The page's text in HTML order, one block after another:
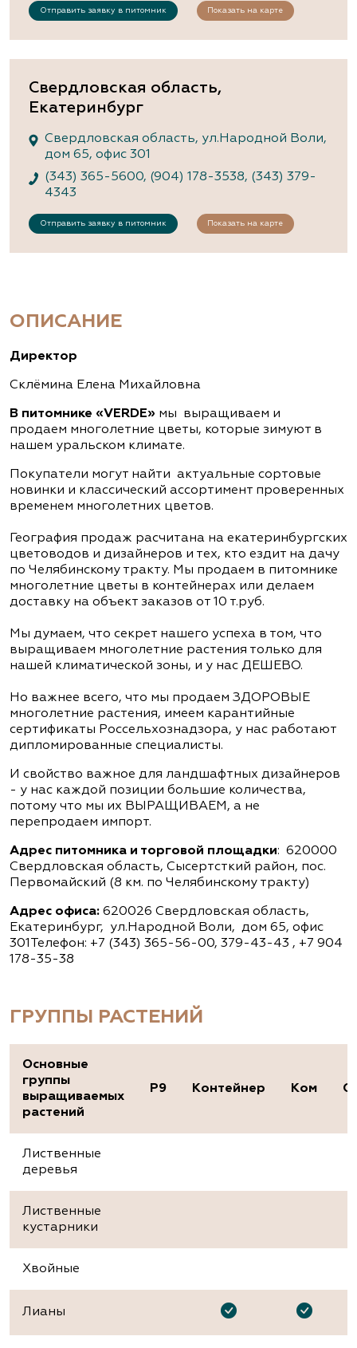
Отправить заявку в питомник Показать на карте
Свердловская область,
Екатеринбург
Свердловская область, ул.Народной Воли,
дом 65, офис 301
(343) 365-5600, (904) 178-3538, (343) 379-
4343
Отправить заявку в питомник Показать на карте
ОПИСАНИЕ
Директор
Склёмина Елена Михайловна
В питомнике «VERDE» мы выращиваем и
продаем многолетние цветы, которые зимуют в
нашем уральском климате.
Покупатели могут найти актуальные сортовые
новинки и классический ассортимент проверенных
временем многолетних цветов.
География продаж расчитана на екатеринбургских
цветоводов и дизайнеров и тех, кто ездит на дачу
по Челябинскому тракту. Мы продаем в питомнике
многолетние цветы в контейнерах или делаем
доставку на объект заказов от 10 т.руб.
Мы думаем, что секрет нашего успеха в том, что
выращиваем многолетние растения только для
нашей климатической зоны, и у нас ДЕШЕВО.
Но важнее всего, что мы продаем ЗДОРОВЫЕ
многолетние растения, имеем карантийные
сертификаты Россельхознадзора, у нас работают
дипломированные специалисты.
И свойство важное для ландшафтных дизайнеров
- у нас каждой позиции большие количества,
потому что мы их ВЫРАЩИВАЕМ, а не
перепродаем импорт.
Адрес питомника и торговой площадки: 620000
Свердловская область, Сысертсткий район, пос.
Первомайский (8 км. по Челябинскому тракту)
Адрес офиса: 620026 Свердловская область,
Екатеринбург, ул.Народной Воли, дом 65, офис
301Телефон: +7 (343) 365-56-00, 379-43-43 , +7 904
178-35-38
ГРУППЫ РАСТЕНИЙ
Основные
группы
выращиваемых
растений
P9 Контейнер Ком
Лиственные
деревья
Лиственные
кустарники
Хвойные
Лианы